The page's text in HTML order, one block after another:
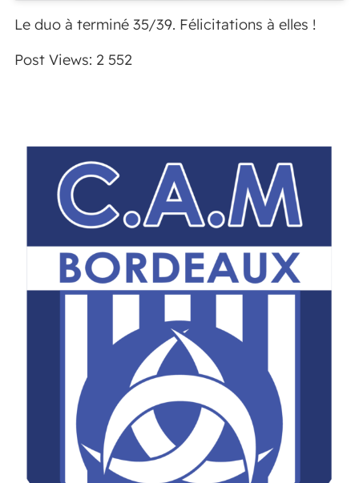
Le duo à terminé 35/39. Félicitations à elles !
Post Views: 2 552